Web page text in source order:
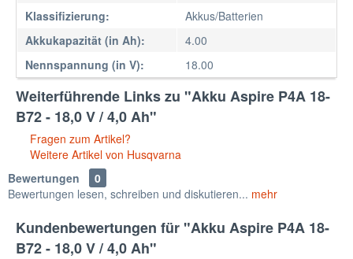
Klassifizierung:
Akkus/Batterien
Akkukapazität (in Ah):
4.00
Nennspannung (in V):
18.00
Weiterführende Links zu "Akku Aspire P4A 18-
B72 - 18,0 V / 4,0 Ah"
Fragen zum Artikel?
Weitere Artikel von Husqvarna
Bewertungen
0
Bewertungen lesen, schreiben und diskutieren... mehr
Kundenbewertungen für "Akku Aspire P4A 18-
B72 - 18,0 V / 4,0 Ah"